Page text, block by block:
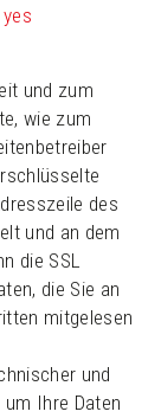
und zum
wie zum
des
und an dem
die SSL
die Sie an
mitgelesen
und
Ihre Daten